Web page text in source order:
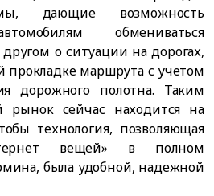
дающие возможность
обмениваться
о ситуации на дорогах,
прокладке маршрута с учетом
дорожного полотна. Таким
рынок сейчас находится на
технология, позволяющая
вещей» в полном
была удобной, надежной